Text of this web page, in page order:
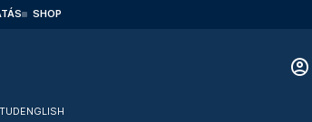
SHOP
ENGLISH